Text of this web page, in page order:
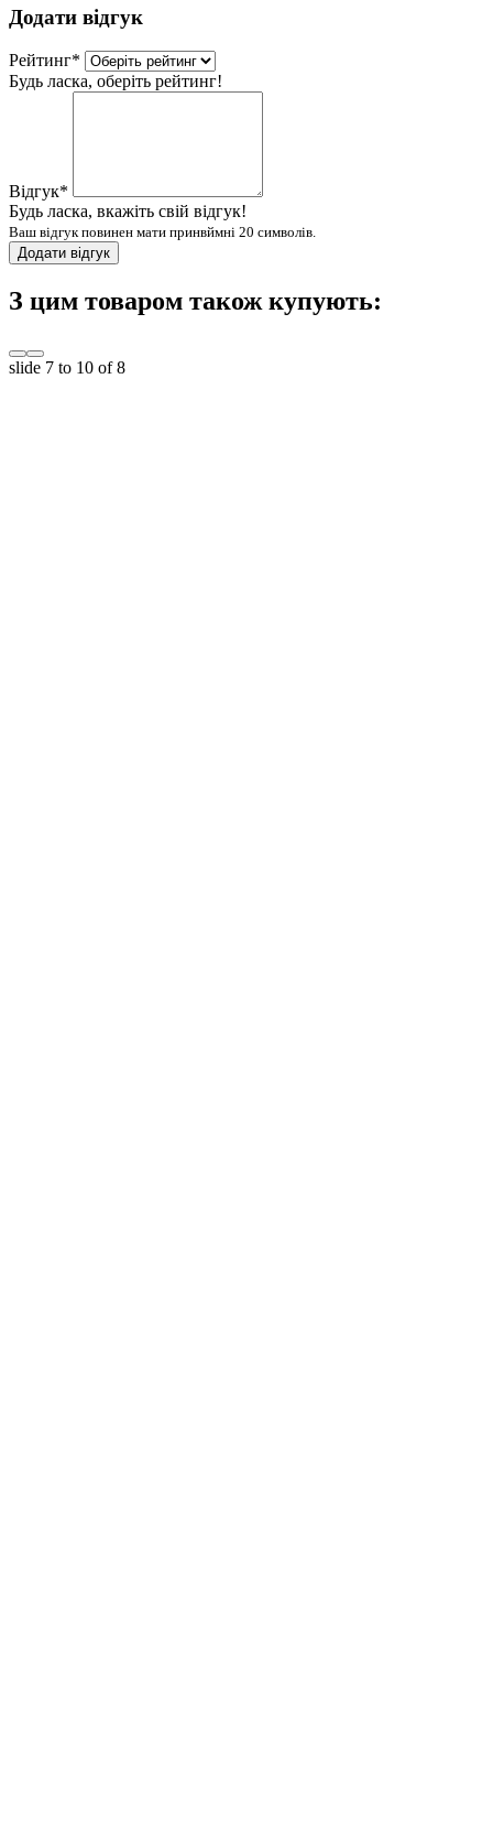
Додати відгук
Рейтинг*
Будь ласка, оберіть рейтинг!
Відгук*
Будь ласка, вкажіть свій відгук!
Ваш відгук повинен мати принвймні 20 символів.
Додати відгук
З цим товаром також купують:
slide 7 to 10 of 8